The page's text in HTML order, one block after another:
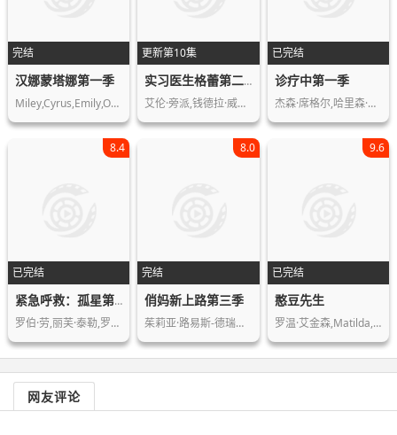
完结
汉娜蒙塔娜第一季
Miley,Cyrus,Emily,Osment,Jason,Earle…
更新第10集
实习医生格蕾第二十季
艾伦·旁派,钱德拉·威尔森,小詹姆斯·…
已完结
诊疗中第一季
杰森·席格尔,哈里森·福特,杰西卡·威…
已完结
8.4
紧急呼救：孤星第一季
罗伯·劳,丽芙·泰勒,罗南·鲁宾斯坦,…
完结
8.0
俏妈新上路第三季
茱莉亚·路易斯-德瑞弗斯,克拉克·格雷…
已完结
9.6
憨豆先生
罗温·艾金森,Matilda,Ziegler,R…
网友评论